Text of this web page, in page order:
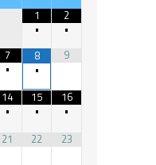
1
•
2
•
7
•
8
•
9
14
•
15
•
16
•
21 22 23